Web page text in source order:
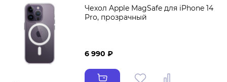
Чехол Apple MagSafe для iPhone 14
Pro, прозрачный
6 990 ₽